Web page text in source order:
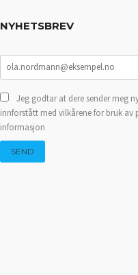
NYHETSBREV
Jeg godtar at dere sender meg
innforstått med vilkårene for bruk av
informasjon